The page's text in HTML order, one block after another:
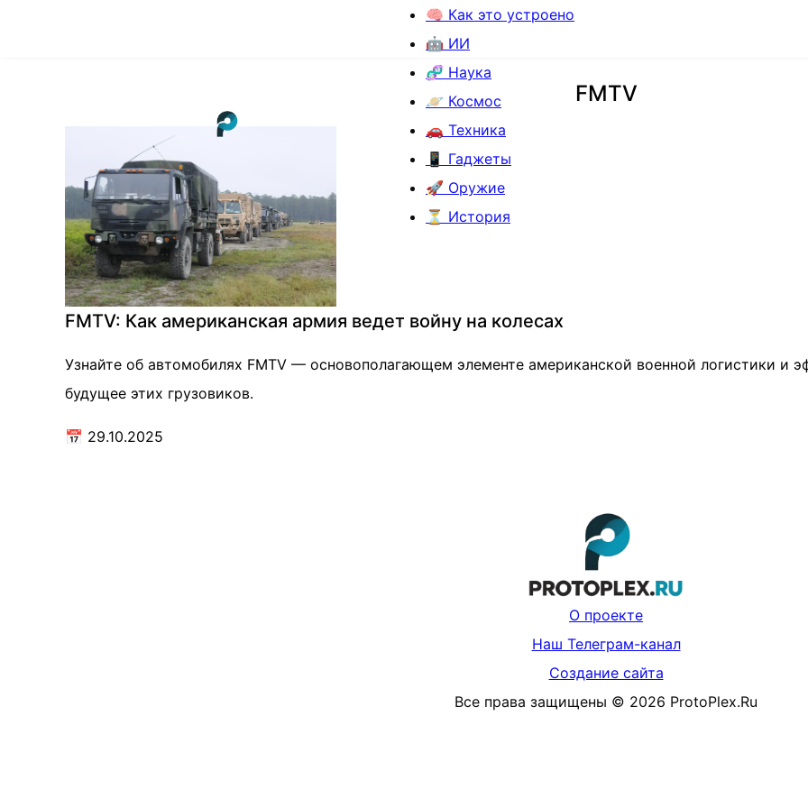
🧠 Как это устроено
🤖 ИИ
🧬 Наука
🪐 Космос
🚗 Техника
📱 Гаджеты
🚀 Оружие
⏳ История
FMTV
FMTV: Как американская армия ведет войну на колесах
Узнайте об автомобилях FMTV — основополагающем элементе американской военной логистики и
будущее этих грузовиков.
📅 29.10.2025
О проекте
Наш Телеграм-канал
Создание сайта
Все права защищены © 2026 ProtoPlex.Ru